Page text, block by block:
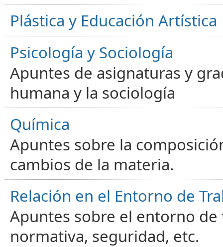
Plástica y Educación Artística
Psicología y Sociología
Apuntes de asignaturas y
humana y la sociología
Química
Apuntes sobre la
cambios de la materia.
Relación en el Entorno de
Apuntes sobre el entorno
normativa, seguridad, etc.